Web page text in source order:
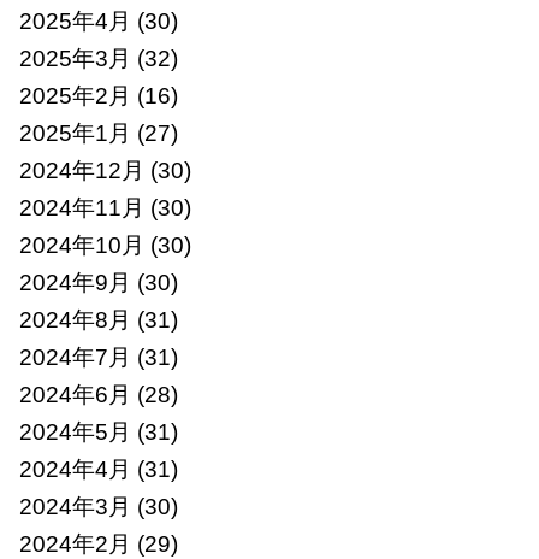
2025年4月 (30)
2025年3月 (32)
2025年2月 (16)
2025年1月 (27)
2024年12月 (30)
2024年11月 (30)
2024年10月 (30)
2024年9月 (30)
2024年8月 (31)
2024年7月 (31)
2024年6月 (28)
2024年5月 (31)
2024年4月 (31)
2024年3月 (30)
2024年2月 (29)